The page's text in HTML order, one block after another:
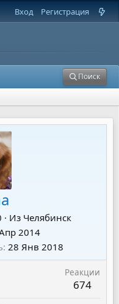
Вход Регистрация
Поиск
· Из Челябинск
2014
28 Янв 2018
Реакции
674